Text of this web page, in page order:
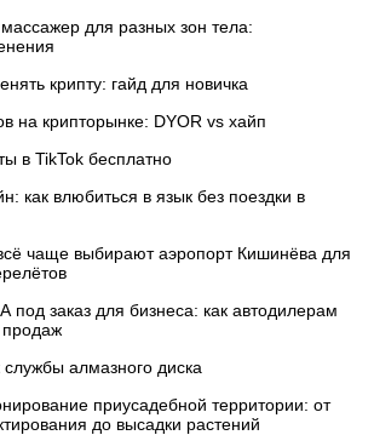
для разных зон тела:
крипту: гайд для новичка
на крипторынке: DYOR vs хайп
в TikTok бесплатно
как влюбиться в язык без поездки в
чаще выбирают аэропорт Кишинёва для
заказ для бизнеса: как автодилерам
службы алмазного диска
приусадебной территории: от
до высадки растений